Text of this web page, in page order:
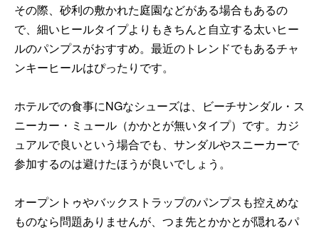
その際、砂利の敷かれた庭園などがある場合もあるの
で、細いヒールタイプよりもきちんと自立する太いヒー
ルのパンプスがおすすめ。最近のトレンドでもあるチャ
ンキーヒールはぴったりです。
ホテルでの食事にNGなシューズは、ビーチサンダル・ス
ニーカー・ミュール（かかとが無いタイプ）です。カジ
ュアルで良いという場合でも、サンダルやスニーカーで
参加するのは避けたほうが良いでしょう。
オープントゥやバックストラップのパンプスも控えめな
ものなら問題ありませんが、つま先とかかとが隠れるパ